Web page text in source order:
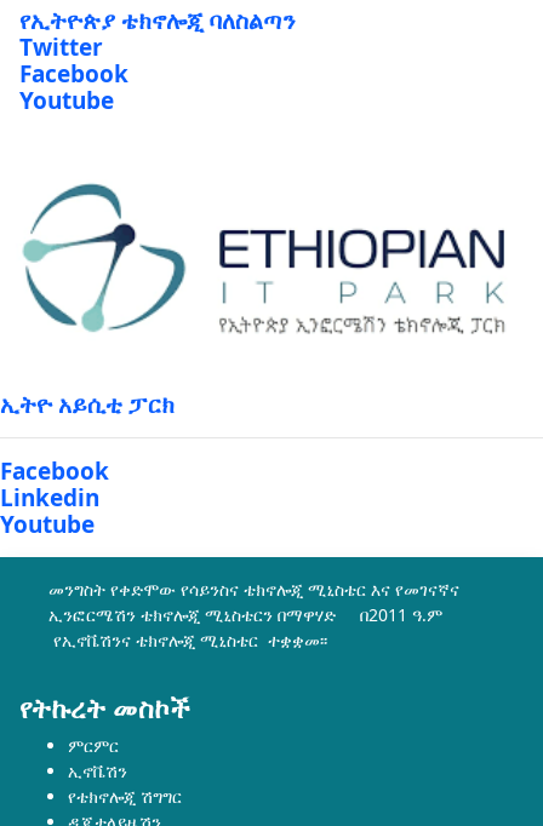
Twitter
Facebook
Youtube
Facebook
Linkedin
Youtube
መንግስት የቀድሞው የሳይንስና ቴክኖሎጂ ሚኒስቴር እና የመገናኛና
ኢንፎርሜሽን ቴክኖሎጂ ሚኒስቴርን በማዋሃድ በ2011 ዓ.ም
የኢኖቬሽንና ቴክኖሎጂ ሚኒስቴር ተቋቋመ፡፡
ምርምር
ኢኖቬሽን
የቴክኖሎጂ ሽግግር
ዲጂታላይዜሽን